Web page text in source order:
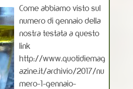
Come abbiamo visto sul
numero di gennaio della
nostra testata a questo
link
http://www.quotidiemag
azine.it/archivio/2017/nu
mero-1-gennaio-